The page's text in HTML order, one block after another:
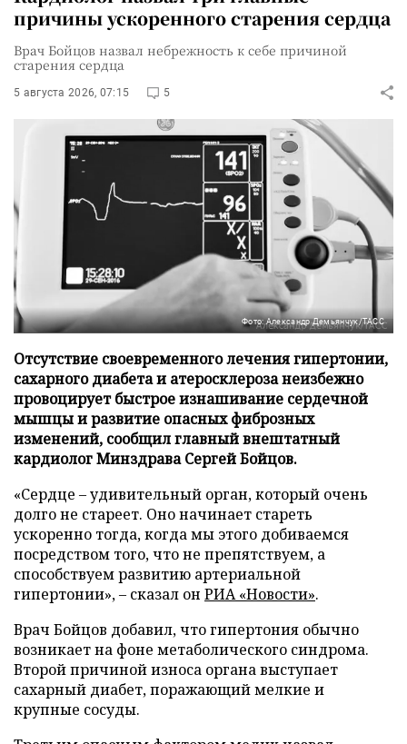
причины ускоренного старения сердца
Врач Бойцов назвал небрежность к себе причиной
старения сердца
5 августа 2026, 07:15 5
Фото: Александр Демьянчук/ТАСС
Отсутствие своевременного лечения гипертонии,
сахарного диабета и атеросклероза неизбежно
провоцирует быстрое изнашивание сердечной
мышцы и развитие опасных фиброзных
изменений, сообщил главный внештатный
кардиолог Минздрава Сергей Бойцов.
«Сердце – удивительный орган, который очень
долго не стареет. Оно начинает стареть
ускоренно тогда, когда мы этого добиваемся
посредством того, что не препятствуем, а
способствуем развитию артериальной
гипертонии», – сказал он РИА «Новости».
Врач Бойцов добавил, что гипертония обычно
возникает на фоне метаболического синдрома.
Второй причиной износа органа выступает
сахарный диабет, поражающий мелкие и
крупные сосуды.